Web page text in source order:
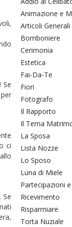
Se
ci
Se
Animazione e
Articoli Generali
Bomboniere
Cerimonia
Estetica
Fai-Da-Te
Fiori
Fotografo
Il Rapporto
Il Tema
La Sposa
Lista Nozze
Lo Sposo
Luna di Miele
Partecipazioni
Ricevimento
Risparmiare
Torta Nuziale